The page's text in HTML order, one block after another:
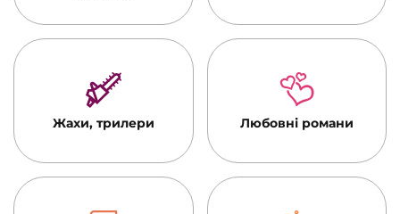
Жахи, трилери Любовні романи